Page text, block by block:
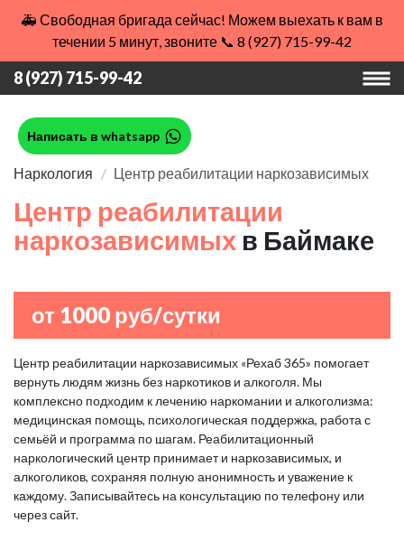
🚑 Свободная бригада сейчас! Можем выехать к вам в
течении 5 минут, звоните 📞 8 (927) 715-99-42
8 (927) 715-99-42
Написать в whatsapp
Наркология Центр реабилитации наркозависимых
Центр реабилитации
наркозависимых в Баймаке
от 1000 руб/сутки
Центр реабилитации наркозависимых «Рехаб 365» помогает
вернуть людям жизнь без наркотиков и алкоголя. Мы
комплексно подходим к лечению наркомании и алкоголизма:
медицинская помощь, психологическая поддержка, работа с
семьёй и программа по шагам. Реабилитационный
наркологический центр принимает и наркозависимых, и
алкоголиков, сохраняя полную анонимность и уважение к
каждому. Записывайтесь на консультацию по телефону или
через сайт.